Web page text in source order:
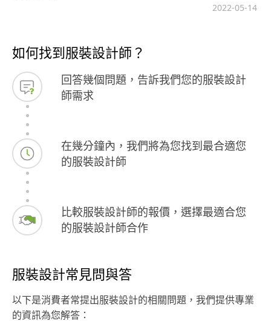
2022-05-14
如何找到服裝設計師？
回答幾個問題，告訴我們您的服裝設計
師需求
在幾分鐘內，我們將為您找到最合適您
的服裝設計師
比較服裝設計師的報價，選擇最適合您
的服裝設計師合作
服裝設計常見問與答
以下是消費者常提出服裝設計的相關問題，我們提供專業
的資訊為您解答：